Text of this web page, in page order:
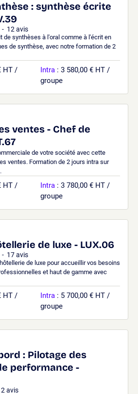
: synthèse écrite
- 12avis
de synthèses à l'oral comme à l'écrit en
de synthèse, avec notre formation de 2
HT /
Intra : 3 580,00 € HT /
groupe
ventes - Chef de
de votre société avec cette
ventes. Formation de 2 jours intra sur
HT /
Intra : 3 780,00 € HT /
groupe
de luxe - LUX.06
- 17avis
de luxe pour accueillir vos besoins
et haut de gamme avec
HT /
Intra : 5 700,00 € HT /
groupe
: Pilotage des
performance -
2avis